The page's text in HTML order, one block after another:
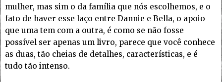
mulher, mas sim o da família que nós escolhemos, e o
fato de haver esse laço entre Dannie e Bella, o apoio
que uma tem com a outra, é como se não fosse
possível ser apenas um livro, parece que você conhece
as duas, tão cheias de detalhes, características, e é
tudo tão intenso.